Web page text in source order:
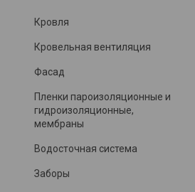
Кровля
Кровельная вентиляция
Фасад
Пленки пароизоляционные и
гидроизоляционные,
мембраны
Водосточная система
Заборы